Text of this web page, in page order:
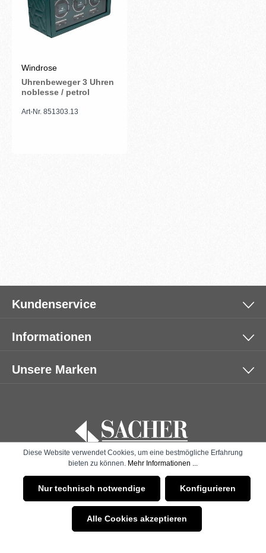
Windrose
Uhrenbeweger 3 Uhren
noblesse / petrol
Art-Nr. 851303.13
Kundenservice
Informationen
Unsere Marken
© 2026 SACHER | B2B SHOP - with by
* Alle Preise inkl. gesetzl. Mehrwertsteuer zzgl.Versandkosten
und ggf. Nachnahmegebühren, wenn nicht anders angegeben.
Diese Website verwendet Cookies, um eine bestmögliche Erfahrung
bieten zu können. Mehr Informationen ...
Nur technisch notwendige Konfigurieren
Alle Cookies akzeptieren